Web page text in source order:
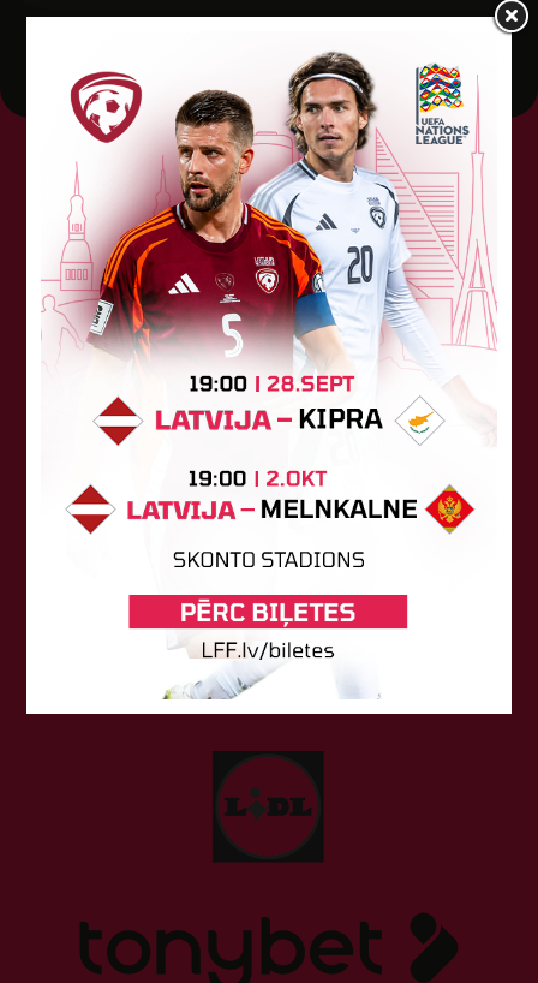
Tehniskais sponsors
Sponsori